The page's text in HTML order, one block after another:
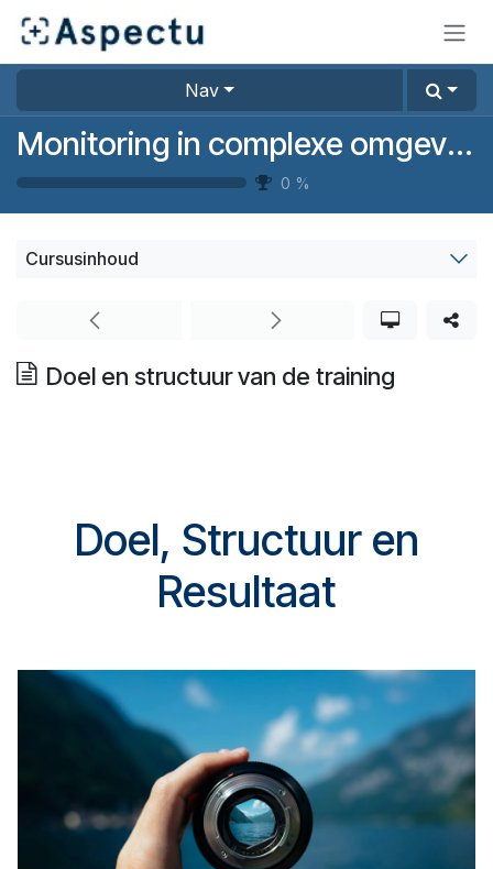
Overslaan naar inhoud
Nav
Monitoring in complexe omgevingen
0 %
Cursusinhoud
Doel en structuur van de training
Doel, Structuur en
Resultaat